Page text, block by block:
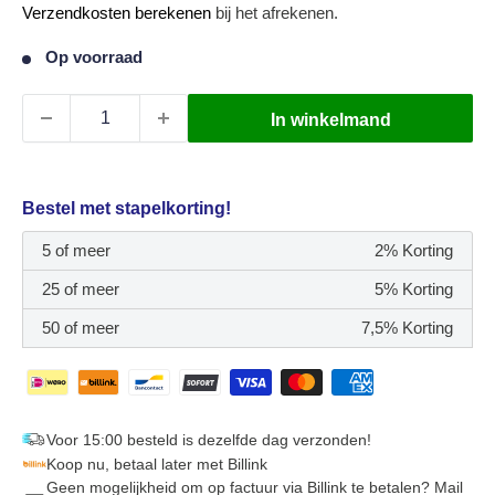
Verkoopprijs
Verzendkosten berekenen bij het afrekenen.
Op voorraad
In winkelmand
Bestel met stapelkorting!
5 of meer 2% Korting
25 of meer 5% Korting
50 of meer 7,5% Korting
Voor 15:00 besteld is dezelfde dag verzonden!
Koop nu, betaal later met Billink
Geen mogelijkheid om op factuur via Billink te betalen? Mail